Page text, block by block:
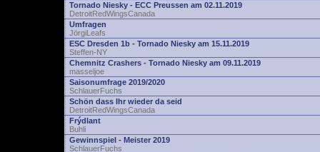
Tornado Niesky - ECC Preussen am 02.11.2019
DetroitRedWingsCanada
Umfragen
JörgiLeafs
ESC Dresden 1b - Tornado Niesky am 15.11.2019
Steffen-NY
Chemnitz Crashers - Tornado Niesky am 09.11.2019
masseljoe
Saisonumfrage 2019/2020
SchlauerFuchs
Schön dass Ihr wieder da seid
DetroitRedWingsCanada
Frýdlant
Buhli
Gewinnspiel - Meister 2019
SchlauerFuchs